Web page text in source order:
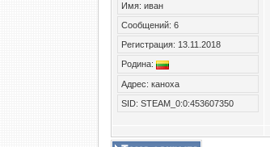
Имя: иван
Сообщений: 6
Регистрация: 13.11.2018
Родина:
Адрес: каноха
SID: STEAM_0:0:453607350